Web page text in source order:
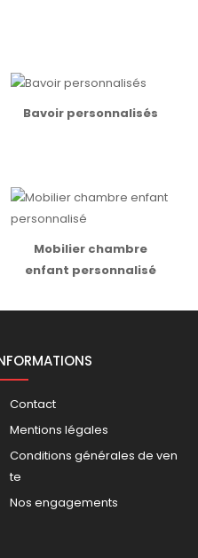
Bavoir personnalisés
Mobilier chambre
enfant personnalisé
Contact
Mentions légales
Conditions générales de ven
te
Nos engagements